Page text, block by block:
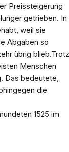
Preissteigerung
getrieben. In
weil sie
Abgaben so
übrig blieb.Trotz
Menschen
Das bedeutete,
die
1525 im